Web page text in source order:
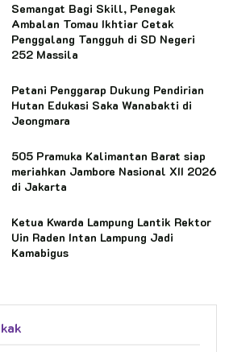
Semangat Bagi Skill, Penegak
Ambalan Tomau Ikhtiar Cetak
Penggalang Tangguh di SD Negeri
252 Massila
Petani Penggarap Dukung Pendirian
Hutan Edukasi Saka Wanabakti di
Jeongmara
505 Pramuka Kalimantan Barat siap
meriahkan Jambore Nasional XII 2026
di Jakarta
Ketua Kwarda Lampung Lantik Rektor
Uin Raden Intan Lampung Jadi
Kamabigus